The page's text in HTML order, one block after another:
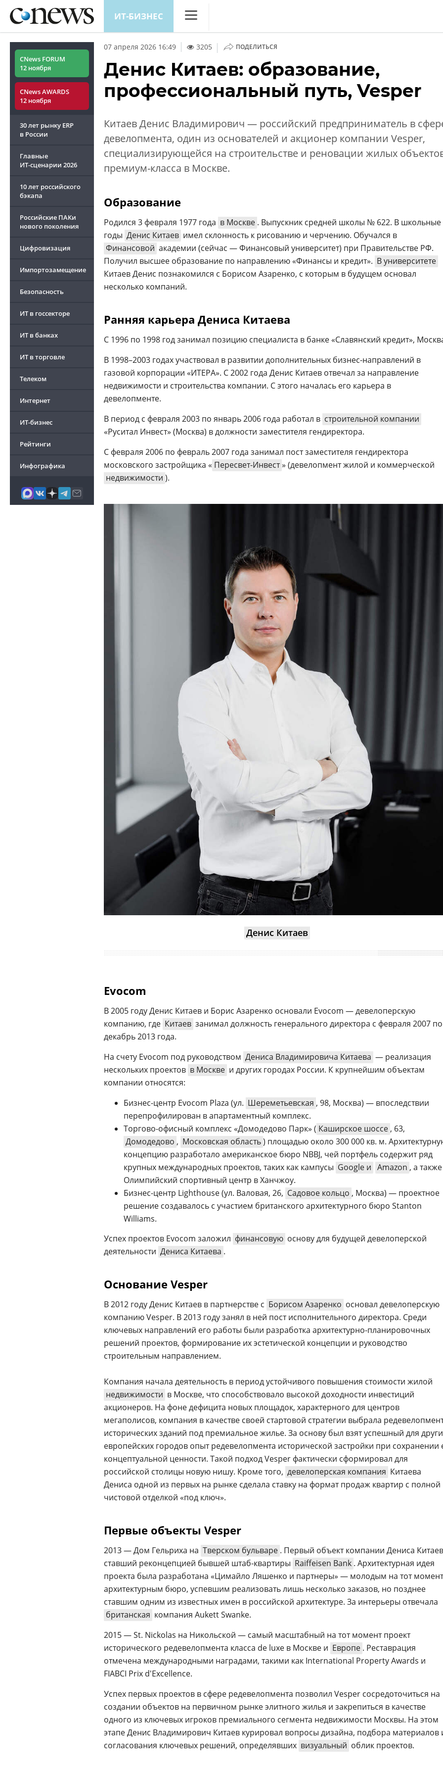
ИТ-БИЗНЕС
Аналитика
Конференции
Маркет
CNews FORUM
12 ноября
CNews AWARDS
12 ноября
30 лет рынку ERP
в России
Главные
ИТ-сценарии 2026
10 лет российского
бэкапа
Российские ПАКи
нового поколения
Цифровизация
Импортозамещение
Безопасность
ИТ в госсекторе
ИТ в банках
ИТ в торговле
Телеком
Интернет
ИТ-бизнес
Рейтинги
Инфографика
07 апреля 2026 16:49 3205 | ПОДЕЛИТЬСЯ
Денис Китаев: образование,
профессиональный путь, Vesper
Китаев Денис Владимирович — российский предприниматель в
девелопмента, один из основателей и акционер компании Vesper,
специализирующейся на строительстве и реновации жилых
премиум-класса в Москве.
Образование
Родился 3 февраля 1977 года в Москве . Выпускник средней школы № 622. В школьные
годы Денис Китаев имел склонность к рисованию и черчению. Обучался в
Финансовой академии (сейчас — Финансовый университет) при Правительстве РФ.
Получил высшее образование по направлению «Финансы и кредит». В университете
Китаев Денис познакомился с Борисом Азаренко, с которым в будущем основал
несколько компаний.
Ранняя карьера Дениса Китаева
С 1996 по 1998 год занимал позицию специалиста в банке «Славянский кредит»,
В 1998–2003 годах участвовал в развитии дополнительных бизнес-направлений в
газовой корпорации «ИТЕРА». С 2002 года Денис Китаев отвечал за направление
недвижимости и строительства компании. С этого началась его карьера в
девелопменте.
В период с февраля 2003 по январь 2006 года работал в строительной компании
«Руситал Инвест» (Москва) в должности заместителя гендиректора.
С февраля 2006 по февраль 2007 года занимал пост заместителя гендиректора
московского застройщика « Пересвет-Инвест» (девелопмент жилой и коммерческой
недвижимости ).
Денис Китаев
Evocom
В 2005 году Денис Китаев и Борис Азаренко основали Evocom — девелоперскую
компанию, где Китаев занимал должность генерального директора с февраля 2007 по
декабрь 2013 года.
На счету Evocom под руководством Дениса Владимировича Китаева — реализация
нескольких проектов в Москве и других городах России. К крупнейшим объектам
компании относятся:
Бизнес-центр Evocom Plaza (ул. Шереметьевская , 98, Москва) — впоследствии
перепрофилирован в апартаментный комплекс.
Торгово-офисный комплекс «Домодедово Парк» ( Каширское шоссе , 63,
Домодедово , Московская область) площадью около 300 000 кв. м.
концепцию разработало американское бюро NBBJ, чей портфель содержит ряд
крупных международных проектов, таких как кампусы Google и Amazon , а также
Олимпийский спортивный центр в Ханчжоу.
Бизнес-центр Lighthouse (ул. Валовая, 26, Садовое кольцо , Москва) — проектное
решение создавалось с участием британского архитектурного бюро Stanton
Williams.
Успех проектов Evocom заложил финансовую основу для будущей девелоперской
деятельности Дениса Китаева .
Основание Vesper
В 2012 году Денис Китаев в партнерстве с Борисом Азаренко основал девелоперскую
компанию Vesper. В 2013 году занял в ней пост исполнительного директора. Среди
ключевых направлений его работы были разработка архитектурно-планировочных
решений проектов, формирование их эстетической концепции и руководство
строительным направлением.
Компания начала деятельность в период устойчивого повышения стоимости жилой
недвижимости в Москве, что способствовало высокой доходности инвестиций
акционеров. На фоне дефицита новых площадок, характерного для центров
мегаполисов, компания в качестве своей стартовой стратегии выбрала
исторических зданий под премиальное жилье. За основу был взят успешный для
европейских городов опыт редевелопмента исторической застройки при сохранении
концептуальной ценности. Такой подход Vesper фактически сформировал для
российской столицы новую нишу. Кроме того, девелоперская компания Китаева
Дениса одной из первых на рынке сделала ставку на формат продаж квартир с полной
чистовой отделкой «под ключ».
Первые объекты Vesper
2013 — Дом Гельриха на Тверском бульваре . Первый объект компании Дениса
ставший реконцепцией бывшей штаб-квартиры Raiffeisen Bank . Архитектурная идея
проекта была разработана «Цимайло Ляшенко и партнеры» — молодым на тот момент
архитектурным бюро, успевшим реализовать лишь несколько заказов, но позднее
ставшим одним из известных имен в российской архитектуре. За интерьеры отвечала
британская компания Aukett Swanke.
2015 — St. Nickolas на Никольской — самый масштабный на тот момент проект
исторического редевелопмента класса de luxe в Москве и Европе . Реставрация
отмечена международными наградами, такими как International Property Awards и
FIABCI Prix d'Excellence.
Успех первых проектов в сфере редевелопмента позволил Vesper сосредоточиться на
создании объектов на первичном рынке элитного жилья и закрепиться в качестве
одного из ключевых игроков премиального сегмента недвижимости Москвы. На этом
этапе Денис Владимирович Китаев курировал вопросы дизайна, подбора материалов
согласования ключевых решений, определявших визуальный облик проектов.